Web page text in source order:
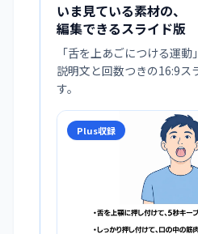
いま見ている素材の、
編集できるスライド版
「舌を上あごにつける運動
説明文と回数つきの16:9ス
す。
Plus収録